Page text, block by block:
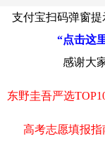
支付宝扫码弹窗
“点击这
感谢大
东野圭吾严选
高考志愿填报指